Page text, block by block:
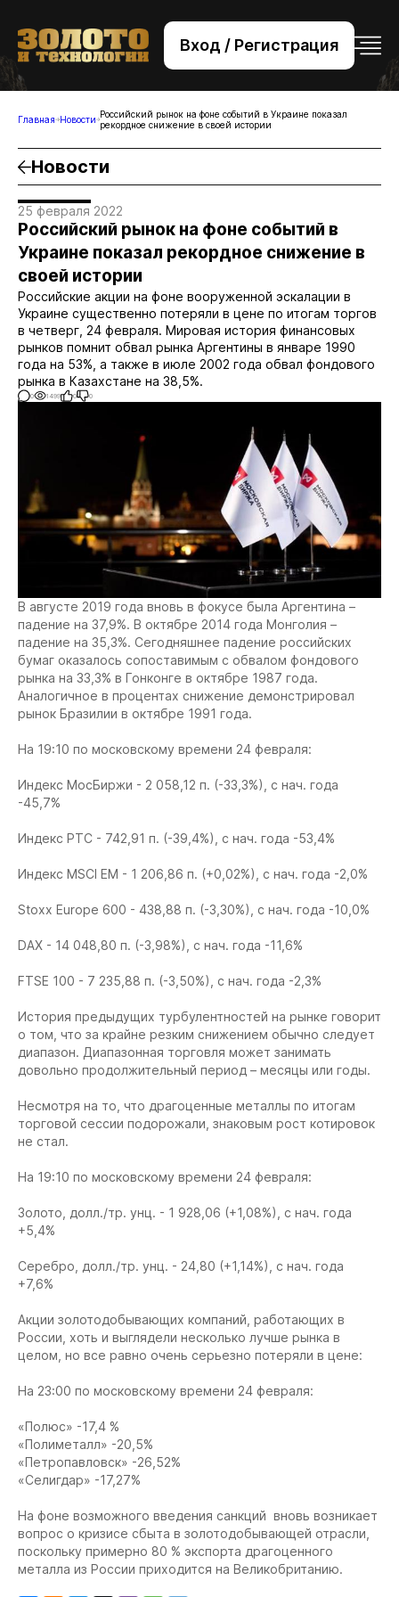
Вход / Регистрация
+7 (495) 221-76-32
bsv@zolteh.ru
Главная Новости Российский рынок на фоне событий в Украине показал
рекордное снижение в своей истории
Новости
25 февраля 2022
Российский рынок на фоне событий в
Украине показал рекордное снижение в
своей истории
Российские акции на фоне вооруженной эскалации в
Украине существенно потеряли в цене по итогам торгов
в четверг, 24 февраля. Мировая история финансовых
рынков помнит обвал рынка Аргентины в январе 1990
года на 53%, а также в июле 2002 года обвал фондового
рынка в Казахстане на 38,5%.
0 1499 0 0
В августе 2019 года вновь в фокусе была Аргентина –
падение на 37,9%. В октябре 2014 года Монголия –
падение на 35,3%. Сегодняшнее падение российских
бумаг оказалось сопоставимым с обвалом фондового
рынка на 33,3% в Гонконге в октябре 1987 года.
Аналогичное в процентах снижение демонстрировал
рынок Бразилии в октябре 1991 года.
На 19:10 по московскому времени 24 февраля:
Индекс МосБиржи - 2 058,12 п. (-33,3%), с нач. года
-45,7%
Индекс РТС - 742,91 п. (-39,4%), с нач. года -53,4%
Индекс MSCI EM - 1 206,86 п. (+0,02%), с нач. года -2,0%
Stoxx Europe 600 - 438,88 п. (-3,30%), с нач. года -10,0%
DAX - 14 048,80 п. (-3,98%), с нач. года -11,6%
FTSE 100 - 7 235,88 п. (-3,50%), с нач. года -2,3%
История предыдущих турбулентностей на рынке говорит
о том, что за крайне резким снижением обычно следует
диапазон. Диапазонная торговля может занимать
довольно продолжительный период – месяцы или годы.
Несмотря на то, что драгоценные металлы по итогам
торговой сессии подорожали, знаковым рост котировок
не стал.
На 19:10 по московскому времени 24 февраля:
Золото, долл./тр. унц. - 1 928,06 (+1,08%), с нач. года
+5,4%
Серебро, долл./тр. унц. - 24,80 (+1,14%), с нач. года
+7,6%
Акции золотодобывающих компаний, работающих в
России, хоть и выглядели несколько лучше рынка в
целом, но все равно очень серьезно потеряли в цене:
На 23:00 по московскому времени 24 февраля:
«Полюс» -17,4 %
«Полиметалл» -20,5%
«Петропавловск» -26,52%
«Селигдар» -17,27%
На фоне возможного введения санкций вновь возникает
вопрос о кризисе сбыта в золотодобывающей отрасли,
поскольку примерно 80 % экспорта драгоценного
металла из России приходится на Великобританию.